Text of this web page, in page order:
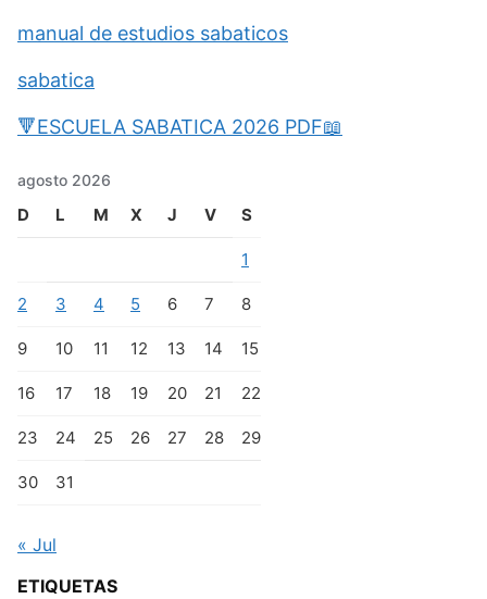
manual de estudios sabaticos
sabatica
🔻ESCUELA SABATICA 2026 PDF📖
agosto 2026
D L M X J V S
1
2 3 4 5 6 7 8
9 10 11 12 13 14 15
16 17 18 19 20 21 22
23 24 25 26 27 28 29
30 31
« Jul
ETIQUETAS